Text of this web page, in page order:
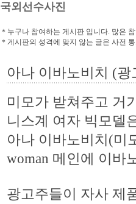
국외선수사진
＊누구나 참여하는 게시판 입니다. 많은
＊게시판의 성격에 맞지 않는 글은 사전
아나 이바노비치 (
미모가 받쳐주고 거
니스계 여자 빅모델
아나 이바노비치(미
woman 메인에 이바
광고주들이 자사 제